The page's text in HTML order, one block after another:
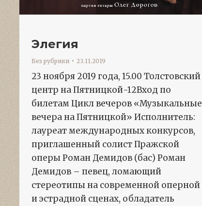
Элегия
Без рубрики 23.11.2019
23 ноября 2019 года, 15.00 Толстовский
центр на Пятницкой-12Вход по
билетам Цикл вечеров «Музыкальные
вечера на Пятницкой» Исполнитель:
лауреат международных конкурсов,
приглашенный солист Пражской
оперы Роман Демидов (бас) Роман
Демидов – певец, ломающий
стереотипы на современной оперной
и эстрадной сценах, обладатель